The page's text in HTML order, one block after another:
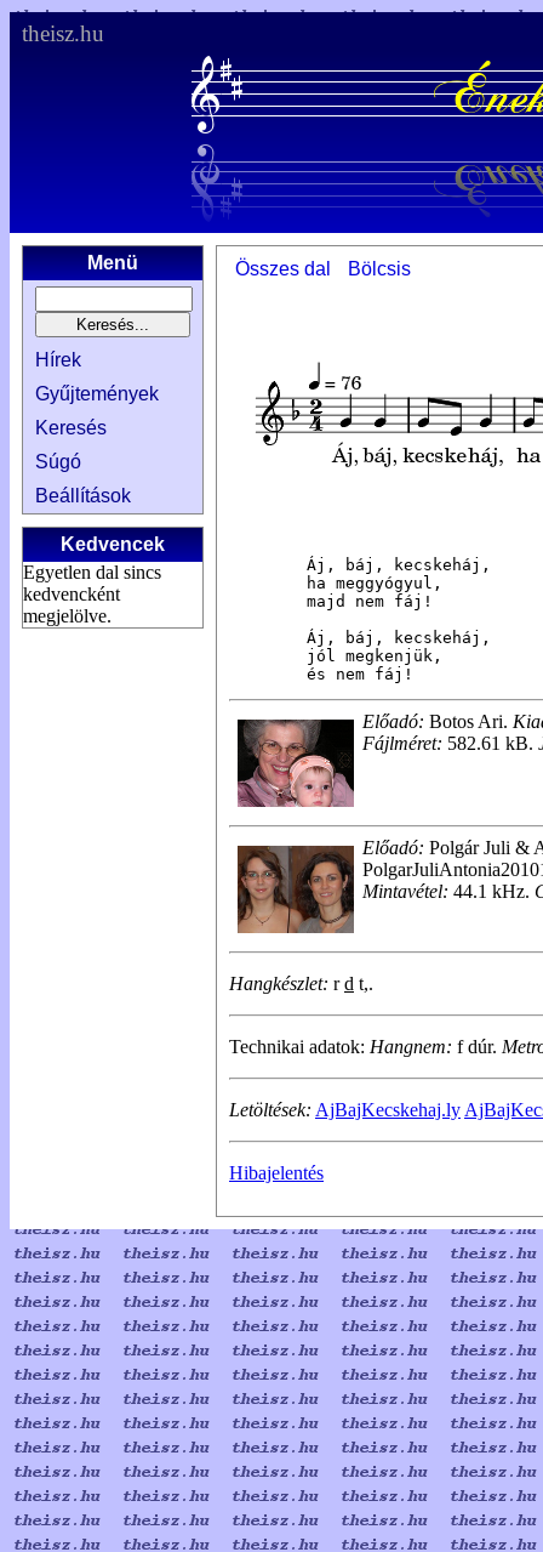
theisz.hu
Menü
Hírek
Gyűjtemények
Keresés
Súgó
Beállítások
Kedvencek
Egyetlen dal sincs
kedvencként
megjelölve.
Összes dal Bölcsis
Áj, báj, kecskeháj,
ha meggyógyul,
majd nem fáj!
Áj, báj, kecskeháj,
jól megkenjük,
és nem fáj!
Előadó: Botos Ari.
Fájlméret: 582.61 kB.
Előadó: Polgár Juli &
Mintavétel: 44.1 kHz.
Hangkészlet: rd t,.
Technikai adatok: Hangnem: f dúr.
Letöltések: AjBajKecskehaj.ly
Hibajelentés